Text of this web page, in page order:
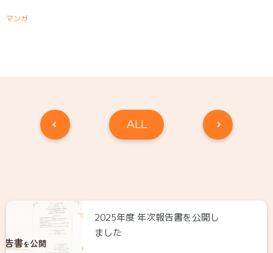
マンガ
ALL
2025年度 年次報告書を公開し
ました